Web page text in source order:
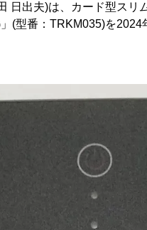
日出夫)は、カード型スリ
」(型番：TRKM035)を